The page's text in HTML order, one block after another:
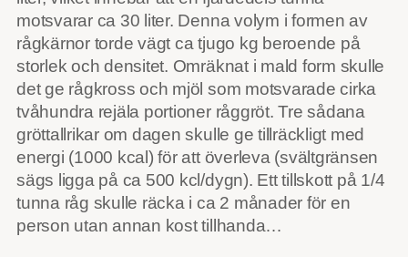
motsvarar ca 30 liter. Denna volym i formen av
rågkärnor torde vägt ca tjugo kg beroende på
storlek och densitet. Omräknat i mald form skulle
det ge rågkross och mjöl som motsvarade cirka
tvåhundra rejäla portioner råggröt. Tre sådana
gröttallrikar om dagen skulle ge tillräckligt med
energi (1000 kcal) för att överleva (svältgränsen
sägs ligga på ca 500 kcl/dygn). Ett tillskott på 1/4
tunna råg skulle räcka i ca 2 månader för en
person utan annan kost tillhanda…